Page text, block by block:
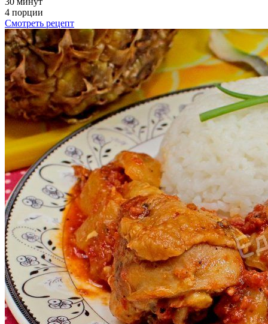
4 порции
Смотреть рецепт